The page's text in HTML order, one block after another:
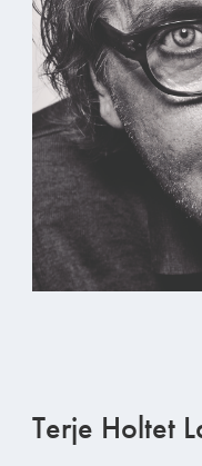
Terje Holtet